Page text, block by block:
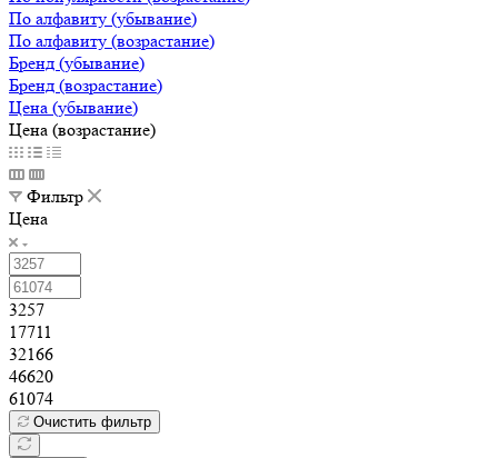
По алфавиту (убывание)
По алфавиту (возрастание)
Бренд (убывание)
Бренд (возрастание)
Цена (убывание)
Цена (возрастание)
Фильтр
Цена
3257
17711
32166
46620
61074
Очистить фильтр